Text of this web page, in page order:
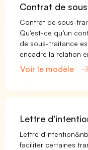
Contrat de
Contrat de sous-
Qu'est-ce qu’un
de sous-traitance
encadre la relation
Voir le modèle
Lettre
Lettre
faciliter certaines